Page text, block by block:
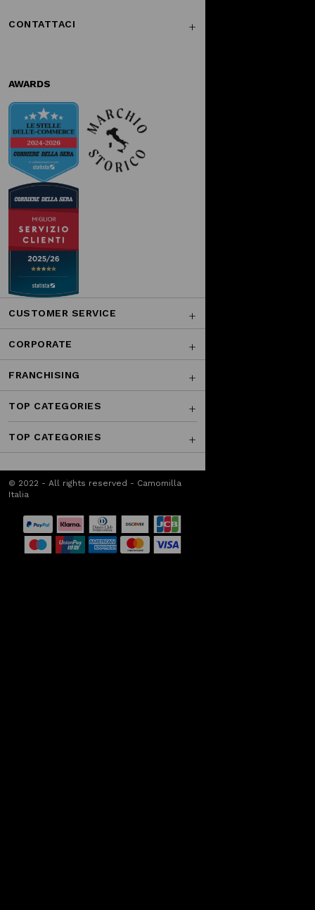
CONTATTACI
AWARDS
CUSTOMER SERVICE
CORPORATE
FRANCHISING
TOP CATEGORIES
TOP CATEGORIES
© 2022 - All rights reserved - Camomilla
Italia